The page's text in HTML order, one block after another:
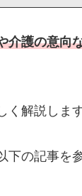
介護の意向
解説します
下の記事を